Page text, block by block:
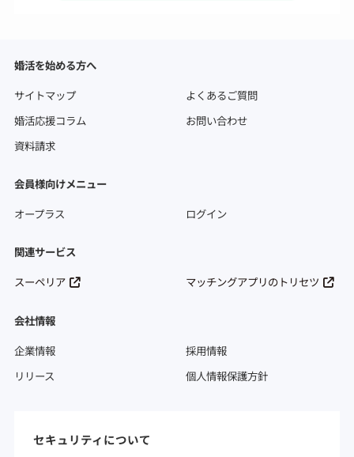
婚活を始める方へ
サイトマップ
よくあるご質問
婚活応援コラム
お問い合わせ
資料請求
会員様向けメニュー
オープラス
ログイン
関連サービス
スーペリア
マッチングアプリのトリセツ
会社情報
企業情報
採用情報
リリース
個人情報保護方針
セキュリティについて